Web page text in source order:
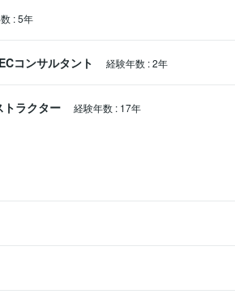
:5年
コンサルタント 経験年数 :2年
トラクター 経験年数 : 17年